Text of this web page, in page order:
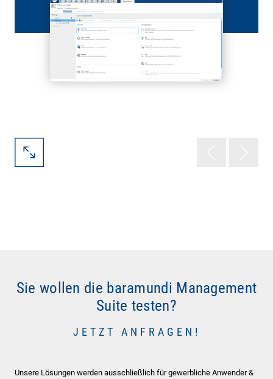
Sie wollen die baramundi Management
Suite testen?
JETZT ANFRAGEN!
Unsere Lösungen werden ausschließlich für gewerbliche Anwender &